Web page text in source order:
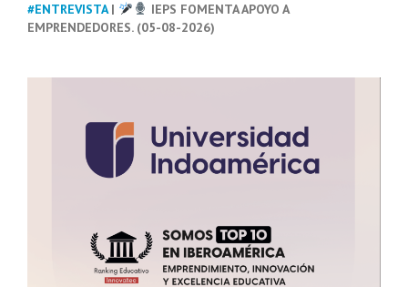
#ENTREVISTA|
IEPS FOMENTA APOYO A
EMPRENDEDORES. (05-08-2026)